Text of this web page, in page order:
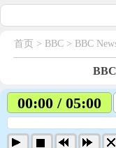
首页 > BBC > BBC
00:00 / 05:00